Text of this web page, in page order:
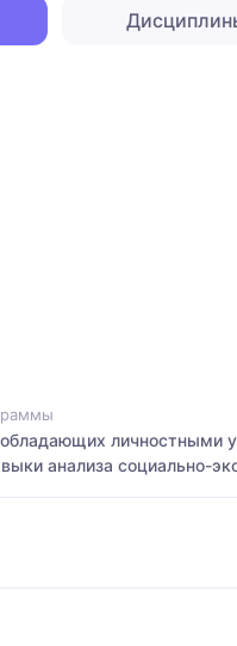
обладающих
анализа социально-